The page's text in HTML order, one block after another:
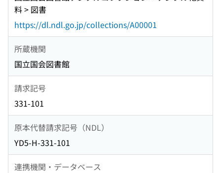
料 > 図書
https://dl.ndl.go.jp/collections/A00001
所蔵機関
国立国会図書館
請求記号
331-101
原本代替請求記号（NDL）
YD5-H-331-101
連携機関・データベース